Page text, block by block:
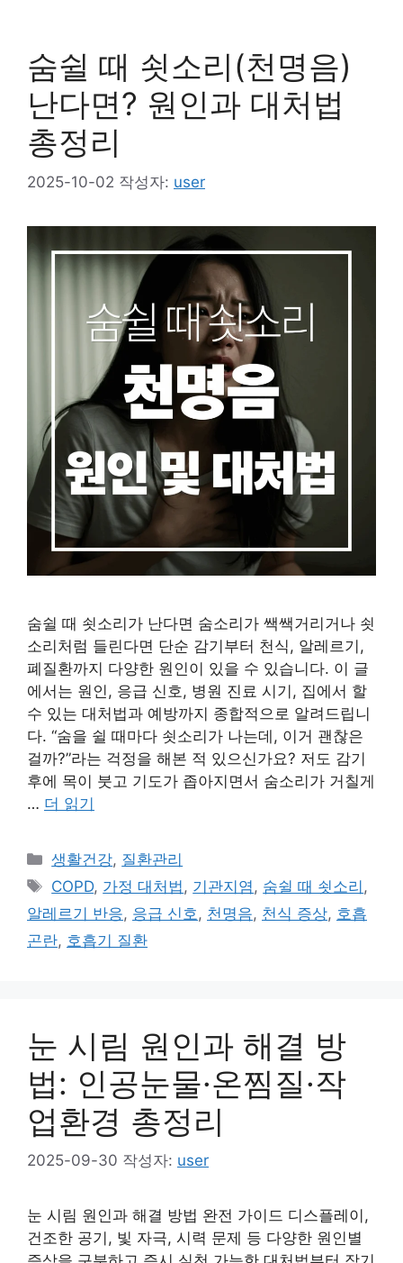
숨쉴 때 쇳소리(천명음)
난다면? 원인과 대처법
총정리
2025-10-02 작성자: user
숨쉴 때 쇳소리가 난다면 숨소리가 쌕쌕거리거나 쇳
소리처럼 들린다면 단순 감기부터 천식, 알레르기,
폐질환까지 다양한 원인이 있을 수 있습니다. 이 글
에서는 원인, 응급 신호, 병원 진료 시기, 집에서 할
수 있는 대처법과 예방까지 종합적으로 알려드립니
다. “숨을 쉴 때마다 쇳소리가 나는데, 이거 괜찮은
걸까?”라는 걱정을 해본 적 있으신가요? 저도 감기
후에 목이 붓고 기도가 좁아지면서 숨소리가 거칠게
… 더 읽기
카
테
리
생활건강, 질환관리
태
그
COPD, 가정 대처법 , 기관지염 , 숨쉴 때 쇳소리 ,
알레르기 반응, 응급 신호 , 천명음, 천식 증상, 호흡
곤란, 호흡기 질환
눈 시림 원인과 해결 방
법: 인공눈물·온찜질·작
업환경 총정리
2025-09-30 작성자: user
눈 시림 원인과 해결 방법 완전 가이드 디스플레이,
건조한 공기, 빛 자극, 시력 문제 등 다양한 원인별